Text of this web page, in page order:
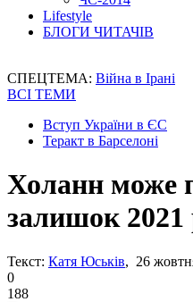
Lifestyle
БЛОГИ ЧИТАЧІВ
СПЕЦТЕМА: Війна в Ірані
ВСІ ТЕМИ
Вступ України в ЄС
Теракт в Барселоні
Холанн може
залишок 2021
Текст: Катя Юськів, 26
0
188